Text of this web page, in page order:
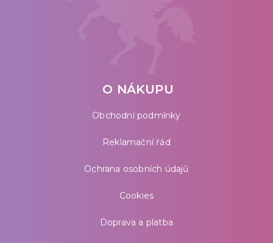
O NÁKUPU
Obchodní podmínky
Reklamační řád
Ochrana osobních údajů
Cookies
Doprava a platba